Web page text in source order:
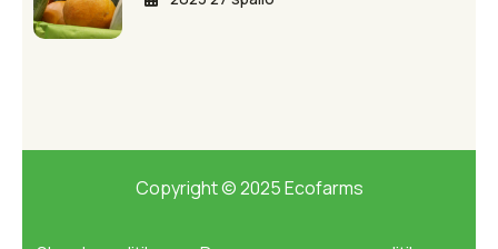
Copyright © 2025 Ecofarms